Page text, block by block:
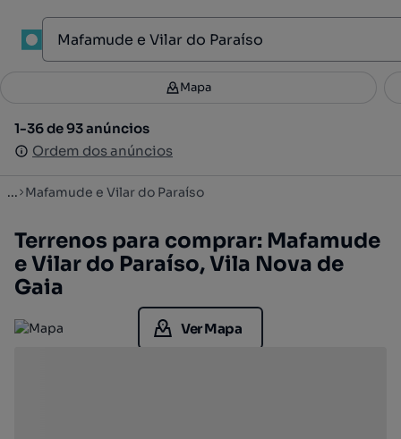
Filtros 2
1-36 de 93 anúncios
Ordem dos anúncios
Mapa
1-36 de 93 anúncios
Ordem dos anúncios
... Mafamude e Vilar do Paraíso
Terrenos para comprar: Mafamude
e Vilar do Paraíso, Vila Nova de
Gaia
Ver Mapa